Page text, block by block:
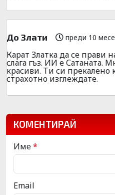
До Злати преди 10
Карат Златка да се прави
слага гъз. ИИ е Сатаната.
красиви. Ти си прекалено
страхотно изглеждате.
КОМЕНТИРАЙ
Име*
Email